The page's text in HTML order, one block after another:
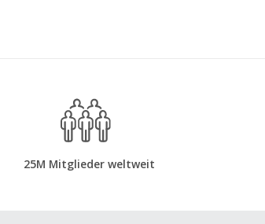
25M Mitglieder weltweit